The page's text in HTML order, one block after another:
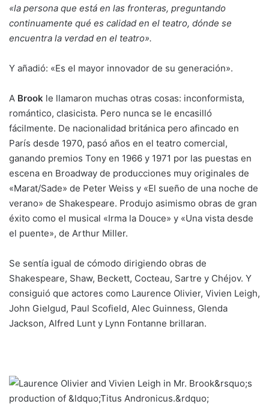
«la persona que está en las fronteras, preguntando
continuamente qué es calidad en el teatro, dónde se
encuentra la verdad en el teatro».
Y añadió: «Es el mayor innovador de su generación».
A Brook le llamaron muchas otras cosas: inconformista,
romántico, clasicista. Pero nunca se le encasilló
fácilmente. De nacionalidad británica pero afincado en
París desde 1970, pasó años en el teatro comercial,
ganando premios Tony en 1966 y 1971 por las puestas en
escena en Broadway de producciones muy originales de
«Marat/Sade» de Peter Weiss y «El sueño de una noche de
verano» de Shakespeare. Produjo asimismo obras de gran
éxito como el musical «Irma la Douce» y «Una vista desde
el puente», de Arthur Miller.
Se sentía igual de cómodo dirigiendo obras de
Shakespeare, Shaw, Beckett, Cocteau, Sartre y Chéjov. Y
consiguió que actores como Laurence Olivier, Vivien Leigh,
John Gielgud, Paul Scofield, Alec Guinness, Glenda
Jackson, Alfred Lunt y Lynn Fontanne brillaran.